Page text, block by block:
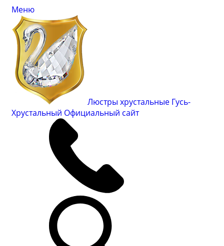
Меню
Люстры хрустальные Гусь-
Хрустальный Официальный сайт